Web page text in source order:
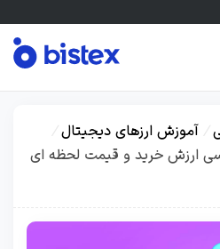
آموزش ارزهای دیجیتال
ارزش خرید و قیمت لحظه ای